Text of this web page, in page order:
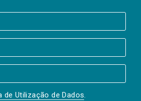
de Utilização de Dados.